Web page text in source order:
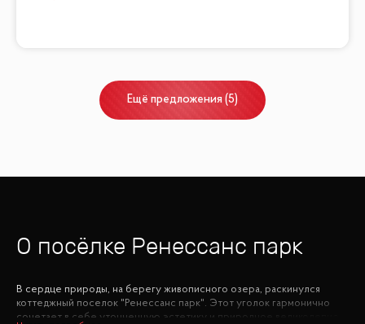
Ещё предложения (5)
О посёлке Ренессанс парк
В сердце природы, на берегу живописного озера, раскинулся
коттеджный поселок "Ренессанс парк". Этот уголок гармонично
сочетает в себе утонченную эстетику и природное великолепие.